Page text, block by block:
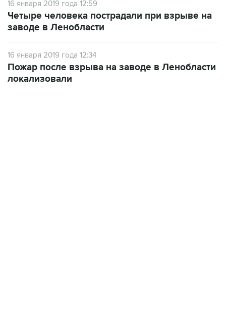
заводе в Ленобласти
16 января 2019 года 12:34
локализовали